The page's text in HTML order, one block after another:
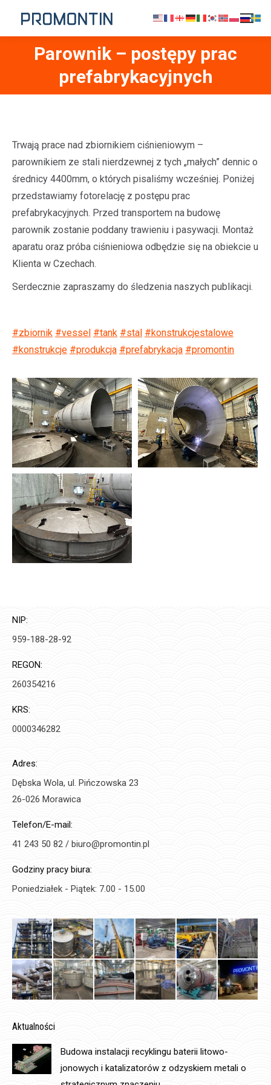
Parownik – postępy prac
prefabrykacyjnych
Jesteś tutaj:
Trwają prace nad zbiornikiem ciśnieniowym –
parownikiem ze stali nierdzewnej z tych „małych” dennic o
średnicy 4400mm, o których pisaliśmy wcześniej. Poniżej
przedstawiamy fotorelację z postępu prac
prefabrykacyjnych. Przed transportem na budowę
parownik zostanie poddany trawieniu i pasywacji. Montaż
aparatu oraz próba ciśnieniowa odbędzie się na obiekcie u
Klienta w Czechach.
Serdecznie zapraszamy do śledzenia naszych publikacji.
#zbiornik #vessel #tank #stal #konstrukcjestalowe
#konstrukcje #produkcja #prefabrykacja #promontin
NIP:
959-188-28-92
REGON:
260354216
KRS:
0000346282
Adres:
Dębska Wola, ul. Pińczowska 23
26-026 Morawica
Telefon/E-mail:
41 243 50 82 / biuro@promontin.pl
Godziny pracy biura:
Poniedziałek - Piątek: 7.00 - 15.00
Aktualności
Budowa instalacji recyklingu baterii litowo-
jonowych i katalizatorów z odzyskiem metali o